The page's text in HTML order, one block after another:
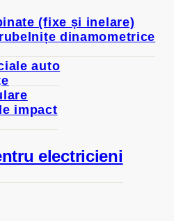
(fixe și inelare)
dinamometrice
auto
impact
electricieni